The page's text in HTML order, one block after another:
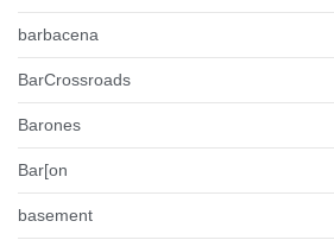
barbacena
BarCrossroads
Barones
Bar[on
basement